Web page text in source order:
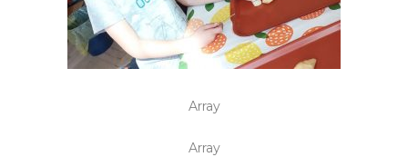
Array
Array